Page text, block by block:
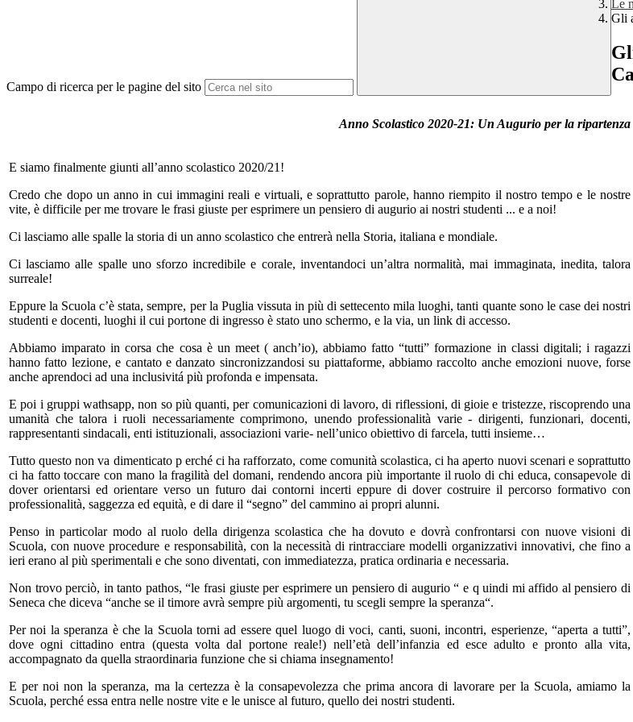
Campo di ricerca per le pagine del sito
Le
Gli
Anno Scolastico 2020-21: Un Augurio per la ripartenza
E siamo finalmente giunti all’anno scolastico 2020/21!
Credo che dopo un anno in cui immagini reali e virtuali, e soprattutto parole, hanno riempito il nostro tempo e le nostre
vite, è difficile per me trovare le frasi giuste per esprimere un pensiero di augurio ai nostri studenti ... e a noi!
Ci lasciamo alle spalle la storia di un anno scolastico che entrerà nella Storia, italiana e mondiale.
Ci lasciamo alle spalle uno sforzo incredibile e corale, inventandoci un’altra normalità, mai immaginata, inedita, talora
surreale!
Eppure la Scuola c’è stata, sempre, per la Puglia vissuta in più di settecento mila luoghi, tanti quante sono le case dei nostri
studenti e docenti, luoghi il cui portone di ingresso è stato uno schermo, e la via, un link di accesso.
Abbiamo imparato in corsa che cosa è un meet ( anch’io), abbiamo fatto “tutti” formazione in classi digitali; i ragazzi
hanno fatto lezione, e cantato e danzato sincronizzandosi su piattaforme, abbiamo raccolto anche emozioni nuove, forse
anche aprendoci ad una inclusivitá più profonda e impensata.
E poi i gruppi wathsapp, non so più quanti, per comunicazioni di lavoro, di riflessioni, di gioie e tristezze, riscoprendo una
umanità che talora i ruoli necessariamente comprimono, unendo professionalità varie - dirigenti, funzionari, docenti,
rappresentanti sindacali, enti istituzionali, associazioni varie- nell’unico obiettivo di farcela, tutti insieme…
Tutto questo non va dimenticato p erché ci ha rafforzato, come comunità scolastica, ci ha aperto nuovi scenari e soprattutto
ci ha fatto toccare con mano la fragilità del domani, rendendo ancora più importante il ruolo di chi educa, consapevole di
dover orientarsi ed orientare verso un futuro dai contorni incerti eppure di dover costruire il percorso formativo con
professionalità, saggezza ed equità, e di dare il “segno” del cammino ai propri alunni.
Penso in particolar modo al ruolo della dirigenza scolastica che ha dovuto e dovrà confrontarsi con nuove visioni di
Scuola, con nuove procedure e responsabilità, con la necessità di rintracciare modelli organizzativi innovativi, che fino a
ieri erano al più sperimentali e che sono diventati, con immediatezza, pratica ordinaria e necessaria.
Non trovo perciò, in tanto pathos, “le frasi giuste per esprimere un pensiero di augurio “ e q uindi mi affido al pensiero di
Seneca che diceva “anche se il timore avrà sempre più argomenti, tu scegli sempre la speranza“.
Per noi la speranza è che la Scuola torni ad essere quel luogo di voci, canti, suoni, incontri, esperienze, “aperta a tutti”,
dove ogni cittadino entra (questa volta dal portone reale!) nell’età dell’infanzia ed esce adulto e pronto alla vita,
accompagnato da quella straordinaria funzione che si chiama insegnamento!
E per noi non la speranza, ma la certezza è la consapevolezza che prima ancora di lavorare per la Scuola, amiamo la
Scuola, perché essa entra nelle nostre vite e le unisce al futuro, quello dei nostri studenti.